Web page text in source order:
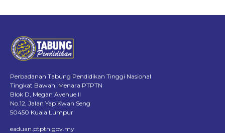
Perbadanan Tabung Pendidikan Tinggi Nasional
Tingkat Bawah, Menara PTPTN
Blok D, Megan Avenue II
No.12, Jalan Yap Kwan Seng
50450 Kuala Lumpur
eaduan.ptptn.gov.my